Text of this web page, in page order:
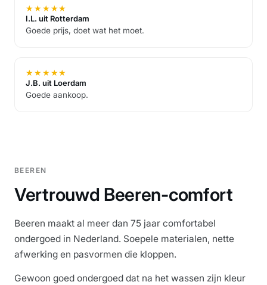
★★★★★
I.L. uit Rotterdam
Goede prijs, doet wat het moet.
★★★★★
J.B. uit Loerdam
Goede aankoop.
BEEREN
Vertrouwd Beeren-comfort
Beeren maakt al meer dan 75 jaar comfortabel
ondergoed in Nederland. Soepele materialen, nette
afwerking en pasvormen die kloppen.
Gewoon goed ondergoed dat na het wassen zijn kleur